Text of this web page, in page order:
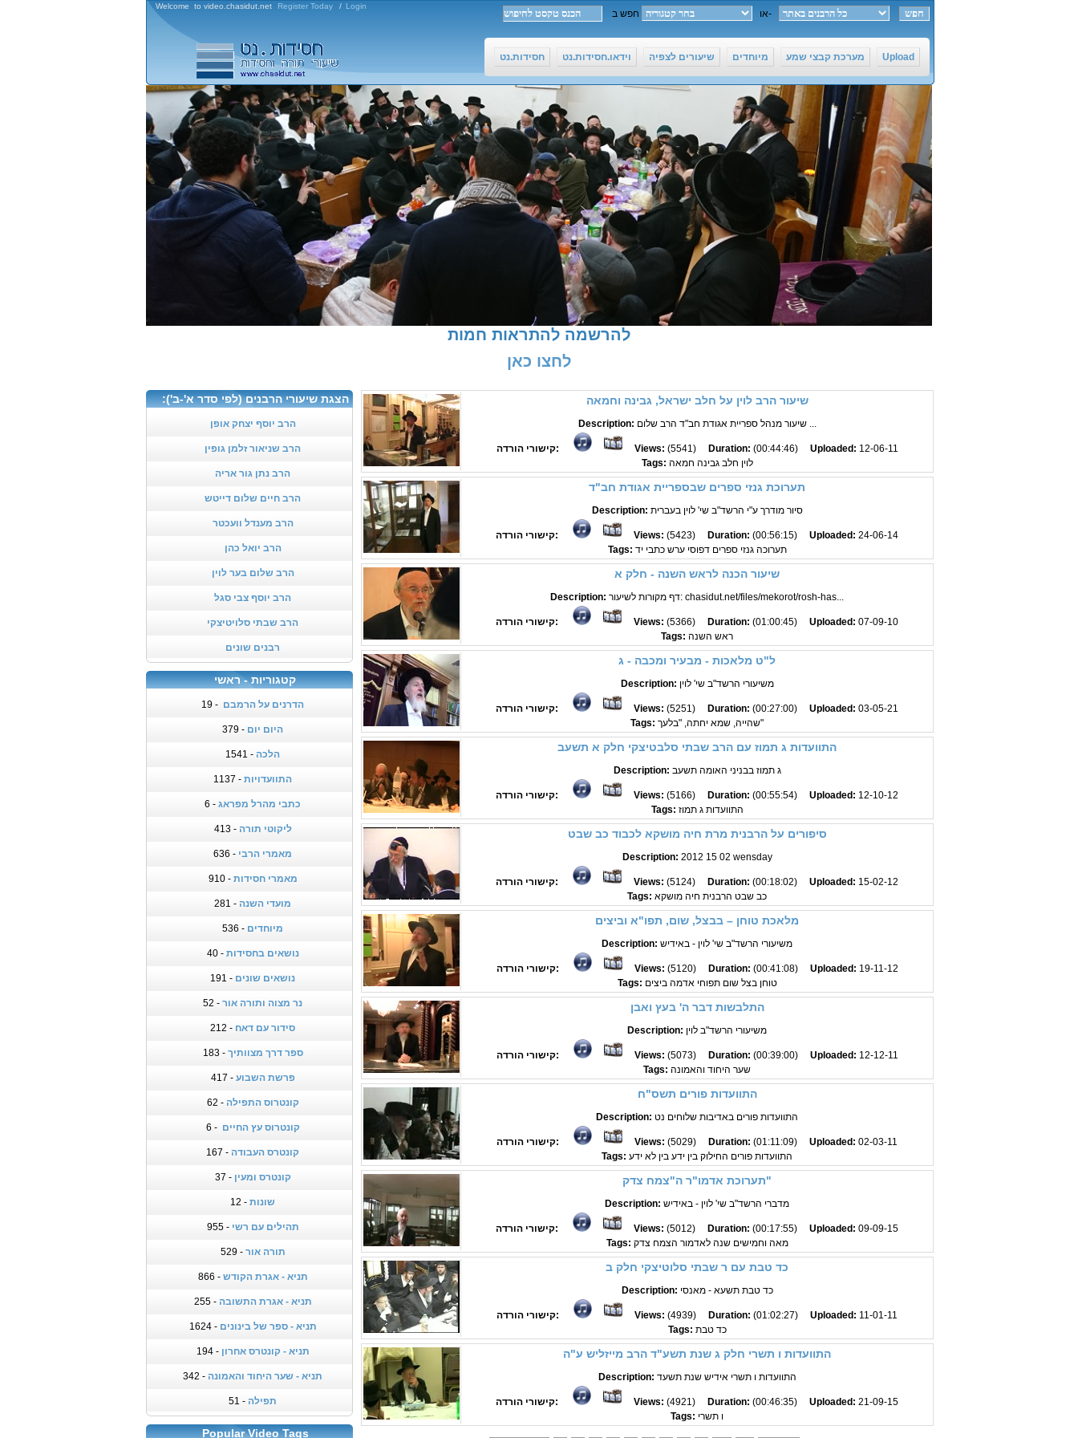
Welcome to video.chasidut.net Register Today / Login
אוחפש ב-
חסידות.נט וידאו.חסידות.נט שיעורים לצפיה מיוחדים מערכת קבצי שמע Upload
להרשמה להתראות חמות
לחצו כאן
הצגת שיעורי הרבנים (לפי סדר א'-ב'):
הרב יוסף יצחק אופן
הרב שניאור זלמן גופין
הרב נתן גור אריה
הרב חיים שלום דייטש
הרב מענדל וועכטר
הרב יואל כהן
הרב שלום בער לוין
הרב יוסף צבי סגל
הרב שבתי סלויטיצקי
רבנים שונים
קטגוריות - ראשי
הדרנים על הרמבם - 19
היום יום - 379
הלכה - 1541
התוועדויות - 1137
כתבי מהרל מפראג - 6
ליקוטי תורה - 413
מאמרי הרבי - 636
מאמרי חסידות - 910
מועדי השנה - 281
מיוחדים - 536
נושאים בחסידות - 40
נושאים שונים - 191
נר מצוה ותורה אור - 52
סידור עם דאח - 212
ספר דרך מצוותיך - 183
פרשת השבוע - 417
קונטרוס התפילה - 62
קונטרוס עץ החיים - 6
קונטרס העבודה - 167
קונטרס ומעין - 37
שונות - 12
תהילים עם רשי - 955
תורה אור - 529
תניא - אגרת הקודש - 866
תניא - אגרת התשובה - 255
תניא - ספר של בינונים - 1624
תניא - קונטרס אחרון - 194
תניא - שער היחוד והאמונה - 342
תפילה - 51
Popular Video Tags
שיעור הרב לוין על חלב ישראל, גבינה וחמאה
Description: שיעור מנהל ספריית אגודת חב"ד הרב שלום ...
קישורי הורדה: Views: (5541) Duration: (00:44:46) Uploaded: 12-06-11
Tags: לוין חלב גבינה חמאה
תערוכת גנזי ספרים שבספריית אגודת חב"ד
Description: סיור מודרך ע"י הרשד"ב שי' לוין בעברית
קישורי הורדה: Views: (5423) Duration: (00:56:15) Uploaded: 24-06-14
Tags: תערוכה גנזי ספרים דפוסי ערש כתבי יד
שיעור הכנה לראש השנה - חלק א
Description: דף מקורות לשיעור: chasidut.net/files/mekorot/rosh-has...
קישורי הורדה: Views: (5366) Duration: (01:00:45) Uploaded: 07-09-10
Tags: ראש השנה
ל"ט מלאכות - מבעיר ומכבה - ג
Description: משיעורי הרשד"ב שי' לוין
קישורי הורדה: Views: (5251) Duration: (00:27:00) Uploaded: 03-05-21
Tags:
שהייה, שמא יחתה, "בלעך"
התוועדות ג תמוז עם הרב שבתי סלבטיצקי חלק א תשעב
Description: ג תמוז בבניני האומה תשעב
קישורי הורדה: Views: (5166) Duration: (00:55:54) Uploaded: 12-10-12
Tags: התוועדות ג תמוז
סיפורים על הרבנית מרת חיה מושקא לכבוד כב שבט
Description: 2012 15 02 wensday
קישורי הורדה: Views: (5124) Duration: (00:18:02) Uploaded: 15-02-12
Tags: כב שבט הרבנית חיה מושקא
מלאכת טוחן – בבצל, שום, תפו"א וביצים
Description: משיעורי הרשד"ב שי' לוין - באידיש
קישורי הורדה: Views: (5120) Duration: (00:41:08) Uploaded: 19-11-12
Tags: טוחן בצל שום תפוחי אדמה ביצים
התלבשות דבר ה' בעץ ואבן
Description: משיעורי הרשד"ב לוין
קישורי הורדה: Views: (5073) Duration: (00:39:00) Uploaded: 12-12-11
Tags: שער היחוד והאמונה
התוועדות פורים תשס"ח
Description: התוועדות פורים באדיבות שלוחים נט
קישורי הורדה: Views: (5029) Duration: (01:11:09) Uploaded: 02-03-11
Tags: התוועדות פורים החילוק בין ידע בין לא ידע
תערוכת אדמו"ר ה"צמח צדק"
Description: מדברי הרשד"ב שי' לוין - באידיש
קישורי הורדה: Views: (5012) Duration: (00:17:55) Uploaded: 09-09-15
Tags: מאה וחמישים שנה לאדמור הצמח צדק
כד טבת עם ר שבתי סלוטיצקי חלק ב
Description: כד טבת תשעא - מאנסי
קישורי הורדה: Views: (4939) Duration: (01:02:27) Uploaded: 11-01-11
Tags: כד טבת
התוועדות ו תשרי חלק ג שנת תשע"ד הרב מייזליש ע"ה
Description: התוועדות ו תשרי אידיש שנת תשעד
קישורי הורדה: Views: (4921) Duration: (00:46:35) Uploaded: 21-09-15
Tags: ו תשרי